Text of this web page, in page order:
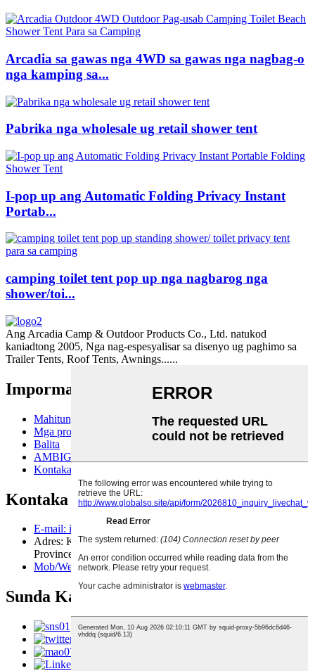
Arcadia sa gawas nga 4WD sa gawas nga nagbag-o
nga kamping sa...
Pabrika nga wholesale ug retail shower tent
I-pop up ang Automatic Folding Privacy Instant
Portab...
camping toilet tent pop up nga nagbarog nga
shower/toi...
Ang Arcadia Camp & Outdoor Products Co., Ltd. natukod
kaniadtong 2005, Nga nag-espesyalisar sa disenyo ug paghimo sa
Trailer Tents, Roof Tents, Awnings......
Impormasyon
Mahitungod Kanato
Mga produkto
Balita
AMBIG KAMI
Kontaka Kami
Kontaka Kami
E-mail: info@arcadia.net.cn
Adres: Kangjiawu Industrial Zone, Guan County, Hebei
Province, China
Mob/WeChat/WhatsApp: +86 15910627794
Sunda Kami